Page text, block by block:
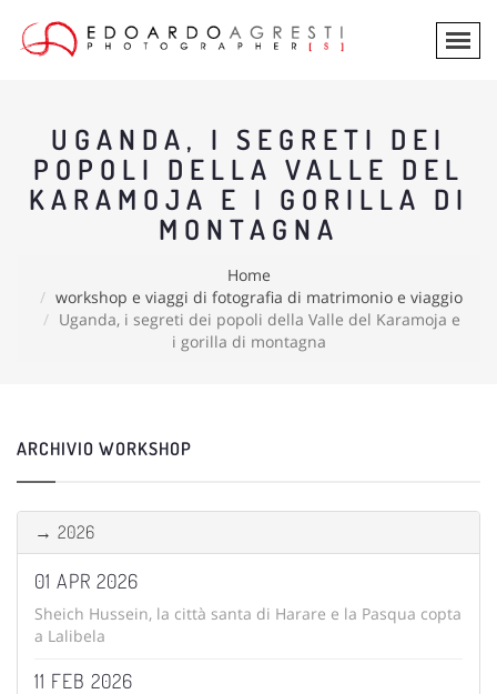
UGANDA, I SEGRETI DEI
POPOLI DELLA VALLE DEL
KARAMOJA E I GORILLA DI
MONTAGNA
Home
workshop e viaggi di fotografia di matrimonio e viaggio
Uganda, i segreti dei popoli della Valle del Karamoja e
i gorilla di montagna
ARCHIVIO WORKSHOP
→ 2026
01 APR 2026
Sheich Hussein, la città santa di Harare e la Pasqua copta
a Lalibela
11 FEB 2026